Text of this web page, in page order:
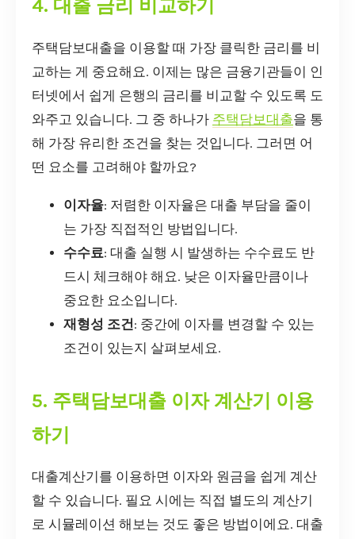
4. 대출 금리 비교하기
주택담보대출을 이용할 때 가장 클릭한 금리를 비
교하는 게 중요해요. 이제는 많은 금융기관들이 인
터넷에서 쉽게 은행의 금리를 비교할 수 있도록 도
와주고 있습니다. 그 중 하나가 주택담보대출을 통
해 가장 유리한 조건을 찾는 것입니다. 그러면 어
떤 요소를 고려해야 할까요?
이자율: 저렴한 이자율은 대출 부담을 줄이
는 가장 직접적인 방법입니다.
수수료: 대출 실행 시 발생하는 수수료도 반
드시 체크해야 해요. 낮은 이자율만큼이나
중요한 요소입니다.
재형성 조건 : 중간에 이자를 변경할 수 있는
조건이 있는지 살펴보세요.
5. 주택담보대출 이자 계산기 이용
하기
대출계산기를 이용하면 이자와 원금을 쉽게 계산
할 수 있습니다. 필요 시에는 직접 별도의 계산기
로 시뮬레이션 해보는 것도 좋은 방법이에요. 대출